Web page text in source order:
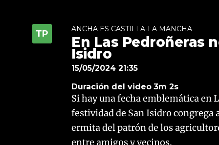
ANCHA ES CASTILLA-LA MANCHA
En Las Pedroñeras
Isidro
15/05/2024 21:35
Duración del video 3m 2s
Si hay una fecha emblemática en
festividad de San Isidro congrega
ermita del patrón de los
entre amigos y vecinos.